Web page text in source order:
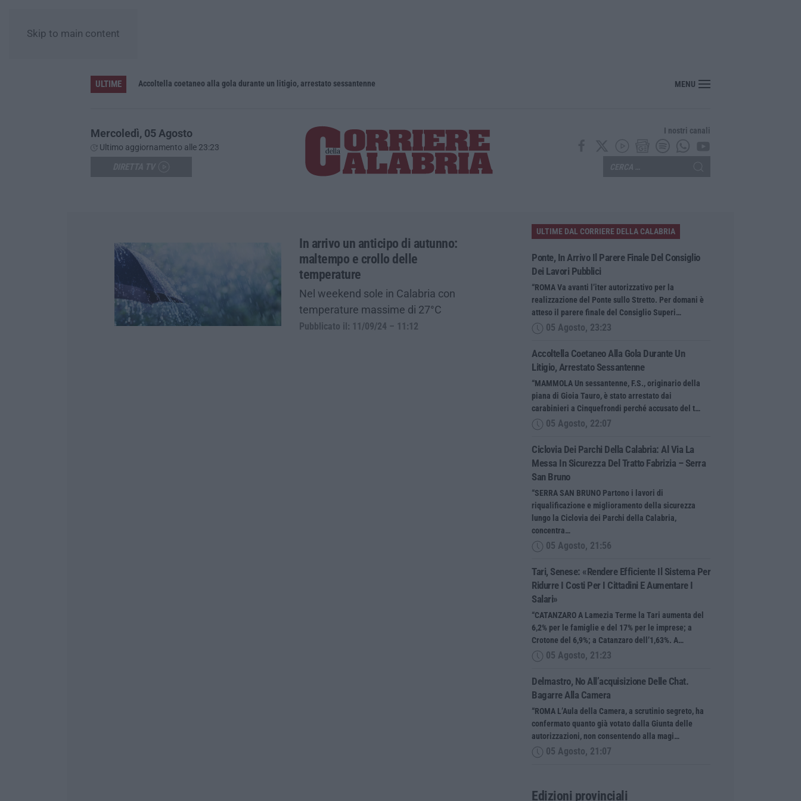
Skip to main content
ULTIME Accoltella coetaneo alla gola durante un litigio, arrestato sessantenne MENU
Mercoledì, 05 Agosto
Ultimo aggiornamento alle 23:23
I nostri canali
In arrivo un anticipo di autunno:
maltempo e crollo delle
temperature
Nel weekend sole in Calabria con
temperature massime di 27°C
Pubblicato il: 11/09/24 – 11:12
ULTIME DAL CORRIERE DELLA CALABRIA
Ponte, In Arrivo Il Parere Finale Del Consiglio
Dei Lavori Pubblici
“ROMA Va avanti l’iter autorizzativo per la
realizzazione del Ponte sullo Stretto. Per domani è
atteso il parere finale del Consiglio Superi…
05 Agosto, 23:23
Accoltella Coetaneo Alla Gola Durante Un
Litigio, Arrestato Sessantenne
“MAMMOLA Un sessantenne, F.S., originario della
piana di Gioia Tauro, è stato arrestato dai
carabinieri a Cinquefrondi perché accusato del t…
05 Agosto, 22:07
Ciclovia Dei Parchi Della Calabria: Al Via La
Messa In Sicurezza Del Tratto Fabrizia – Serra
San Bruno
“SERRA SAN BRUNO Partono i lavori di
riqualificazione e miglioramento della sicurezza
lungo la Ciclovia dei Parchi della Calabria,
concentra…
05 Agosto, 21:56
Tari, Senese: «Rendere Efficiente Il Sistema Per
Ridurre I Costi Per I Cittadini E Aumentare I
Salari»
“CATANZARO A Lamezia Terme la Tari aumenta del
6,2% per le famiglie e del 17% per le imprese; a
Crotone del 6,9%; a Catanzaro dell’1,63%. A…
05 Agosto, 21:23
Delmastro, No All’acquisizione Delle Chat.
Bagarre Alla Camera
“ROMA L’Aula della Camera, a scrutinio segreto, ha
confermato quanto già votato dalla Giunta delle
autorizzazioni, non consentendo alla magi…
05 Agosto, 21:07
Edizioni provinciali